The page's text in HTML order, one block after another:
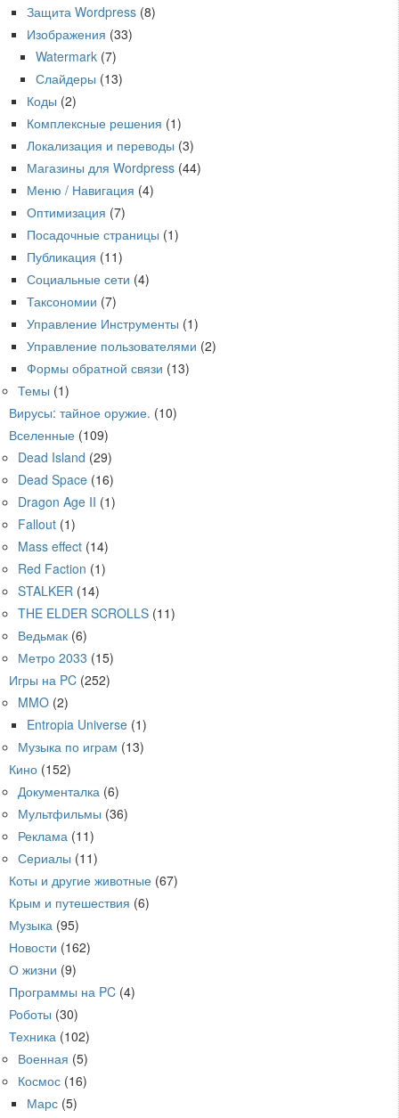
Защита Wordpress (8)
Изображения (33)
Watermark (7)
Слайдеры (13)
Коды (2)
Комплексные решения (1)
Локализация и переводы (3)
Магазины для Wordpress (44)
Меню / Навигация (4)
Оптимизация (7)
Посадочные страницы (1)
Публикация (11)
Социальные сети (4)
Таксономии (7)
Управление Инструменты (1)
Управление пользователями (2)
Формы обратной связи (13)
Темы (1)
Вирусы: тайное оружие. (10)
Вселенные (109)
Dead Island (29)
Dead Space (16)
Dragon Age II (1)
Fallout (1)
Mass effect (14)
Red Faction (1)
STALKER (14)
THE ELDER SCROLLS (11)
Ведьмак (6)
Метро 2033 (15)
Игры на PC (252)
MMO (2)
Entropia Universe (1)
Музыка по играм (13)
Кино (152)
Документалка (6)
Мультфильмы (36)
Реклама (11)
Сериалы (11)
Коты и другие животные (67)
Крым и путешествия (6)
Музыка (95)
Новости (162)
О жизни (9)
Программы на PC (4)
Роботы (30)
Техника (102)
Военная (5)
Космос (16)
Марс (5)